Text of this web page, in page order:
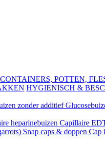
POTTEN,
HYGIENISCH &
zonder additief
heparinebuizen Capillaire
Snap caps & doppen Cap